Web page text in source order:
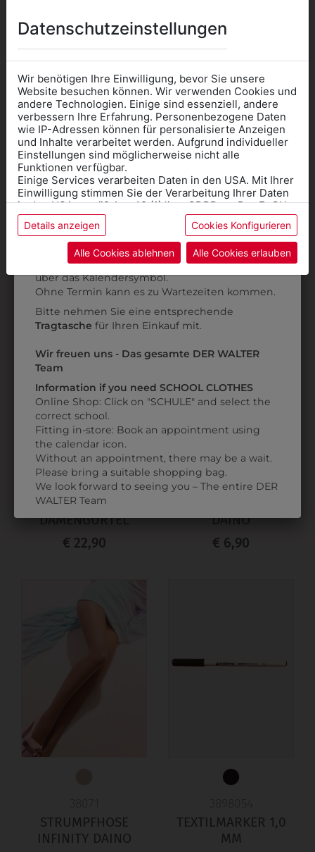
6DBW2034255
DAMENBLUSE
CLASSIC
KURZGESTELLT
€ 46,90
6DBW2024255
CLASSIC ÜBERLÄNGE
€ 46,90
3413025SCHW
KLASSISCHER
DAMENGÜRTEL
€ 22,90
38050
DAINO
€ 6,90
STRUMPFHOSE
INFINITY DAINO
TEXTILMARKER 1,0
MM
Datenschutzeinstellungen
Wir benötigen Ihre Einwilligung, bevor Sie unsere
Website besuchen können. Wir verwenden Cookies und
andere Technologien. Einige sind essenziell, andere
verbessern Ihre Erfahrung. Personenbezogene Daten
wie IP-Adressen können für personalisierte Anzeigen
und Inhalte verarbeitet werden. Aufgrund individueller
Einstellungen sind möglicherweise nicht alle
Funktionen verfügbar.
Einige Services verarbeiten Daten in den USA. Mit Ihrer
Einwilligung stimmen Sie der Verarbeitung Ihrer Daten
in den USA gemäß Art. 49 (1) lit. a GDPR zu. Der EuGH
stuft die USA als Land mit unzureichendem Datenschutz
ein, und es besteht das Risiko, dass US-Behörden
Daten ohne Klagemöglichkeit für Europäer überwachen.
Datenschutzerklärungbzw. im
Details anzeigen Cookies Konfigurieren
Alle Cookies ablehnen Alle Cookies erlauben
Informationen wenn Sie
Kleidung
für die SCHULE
benötigen
Online Shop: Klick auf SCHULE in der
Kategorie und die richtige Schule auswählen.
AnprobeVorort im Geschäft: Termin buchen
über das Kalendersymbol.
Ohne Termin kann es zu Wartezeiten kommen.
Bitte nehmen Sie eine entsprechende
Tragtasche für Ihren Einkauf mit.
Wir freuen uns - Das gesamte DER WALTER
Team
Information if you need SCHOOL CLOTHES
Online Shop: Click on "SCHULE" and select the
correct school.
Fitting in-store: Book an appointment using
the calendar icon.
Without an appointment, there may be a wait.
Please bring a suitable shopping bag.
We look forward to seeing you – The entire DER
WALTER Team